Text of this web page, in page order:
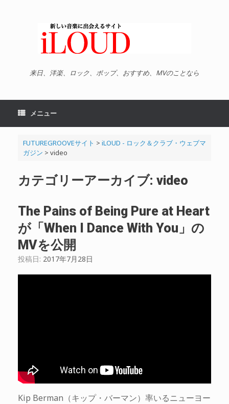
来日、洋楽、ロック、ポップ、おすすめ、MVのことなら
メニュー
FUTUREGROOVEサイト > iLOUD - ロック＆クラブ・ウェブマ
ガジン > video
カテゴリーアーカイブ: video
The Pains of Being Pure at Heart
が「When I Dance With You」の
MVを公開
投稿日: 2017年7月28日
Kip Berman（キップ・バーマン）率いるニューヨー